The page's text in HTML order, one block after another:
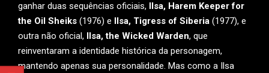
ganhar duas sequências oficiais, Ilsa, Harem Keeper for
the Oil Sheiks (1976) e Ilsa, Tigress of Siberia (1977), e
outra não oficial, Ilsa, the Wicked Warden, que
reinventaram a identidade histórica da personagem,
mantendo apenas sua personalidade. Mas como a Ilsa